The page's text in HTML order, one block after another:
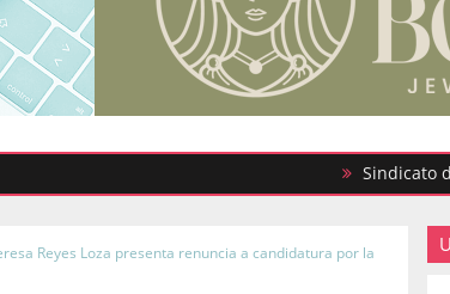
Sindicato de
Reyes Loza presenta renuncia a candidatura por la